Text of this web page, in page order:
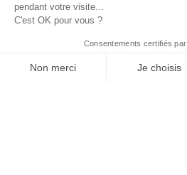
pendant votre visite...
C'est OK pour vous ?
Consentements certifiés par
Non merci Je choisis